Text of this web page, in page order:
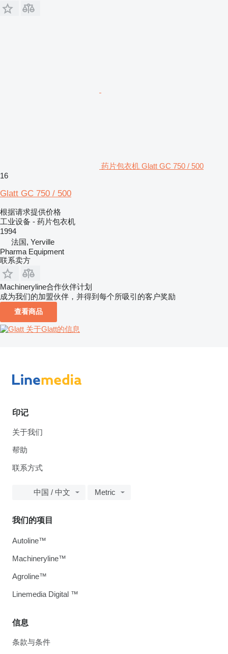
药片包衣机 Glatt GC 750 / 500
16
Glatt GC 750 / 500
根据请求提供价格
工业设备 - 药片包衣机
1994
法国, Yerville
Pharma Equipment
联系卖方
Machineryline合作伙伴计划
成为我们的加盟伙伴，并得到每个所吸引的客户奖励
查看商品
关于Glatt的信息
印记
关于我们
帮助
联系方式
中国 / 中文 Metric
信息
条款与条件
我们的项目
Autoline™
Machineryline™
Agroline™
Linemedia Digital ™